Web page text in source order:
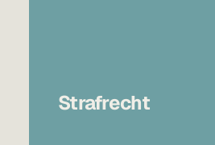
Strafrecht